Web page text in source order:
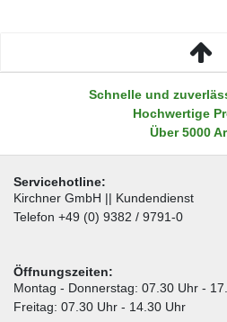
Schnelle und
Hochwertige
Über 5000
Servicehotline:
Kirchner GmbH || Kundendienst
Telefon +49 (0) 9382 / 9791-0
Öffnungszeiten:
Montag - Donnerstag: 07.30 Uhr -
Freitag: 07.30 Uhr - 14.30 Uhr